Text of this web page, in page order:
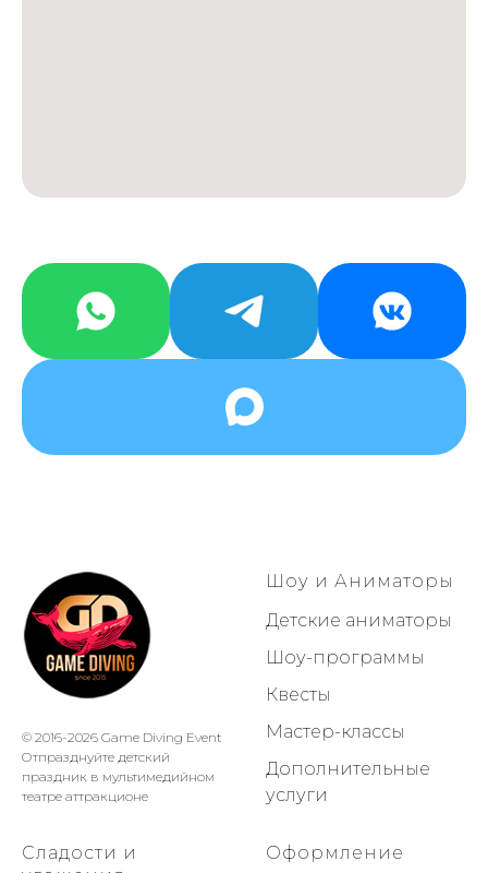
© 2016-2026 Game Diving Event
Отпразднуйте детский
праздник в мультимедийном
театре аттракционе
Шоу и Аниматоры
Детские аниматоры
Шоу-программы
Квесты
Мастер-классы
Дополнительные
услуги
Сладости и
Оформление